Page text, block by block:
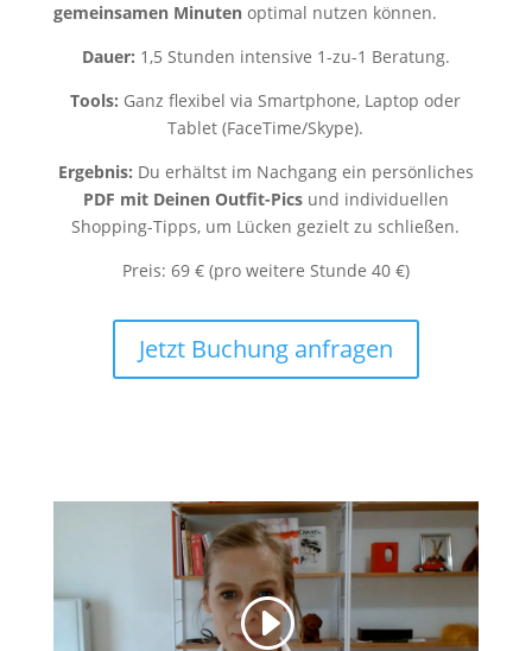
gemeinsamen Minutenoptimal nutzen können.
Dauer: 1,5 Stunden intensive 1-zu-1 Beratung.
Tools: Ganz flexibel via Smartphone, Laptop oder
Tablet (FaceTime/Skype).
Ergebnis: Du erhältst im Nachgang ein persönliches
PDF mit Deinen Outfit-Picsund individuellen
Shopping-Tipps, um Lücken gezielt zu schließen.
Preis: 69 € (pro weitere Stunde 40 €)
Jetzt Buchung anfragen